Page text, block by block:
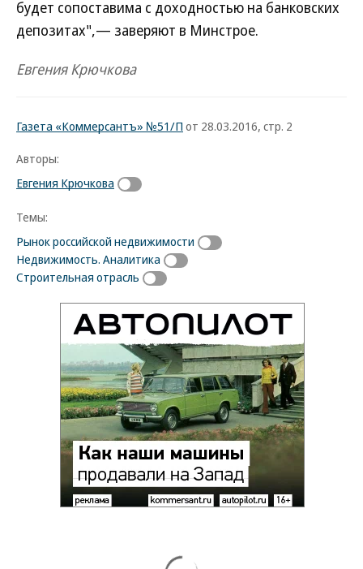
будет сопоставима с доходностью на банковских
депозитах",— заверяют в Минстрое.
Евгения Крючкова
Газета «Коммерсантъ» №51/П от 28.03.2016, стр. 2
Авторы:
Евгения Крючкова
Темы:
Рынок российской недвижимости
Недвижимость. Аналитика
Строительная отрасль